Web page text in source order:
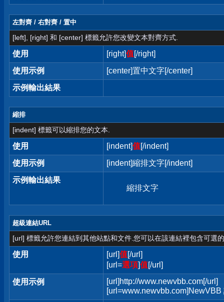
左對齊 / 右對齊 / 置中
[left], [right] 和 [center] 標籤允許您改變文本對齊方式.
使用 [right]值[/right]
使用示例
[center]置中文字[/center]
示例輸出結果
縮排
[indent] 標籤可以縮排您的文本.
使用 [indent]值[/indent]
使用示例
[indent]縮排文字[/indent]
示例輸出結果
縮排文字
超級連結URL
[url] 標籤允許您連結到其他站點和文件.您可以在該連結裡包含可選
使用 [url]值[/url]
[url=選項]值[/url]
使用示例
[url]http://www.newvbb.com[/url]
[url=www.newvbb.com]NewVBB